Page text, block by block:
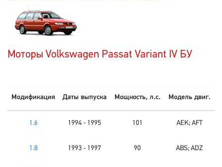
Моторы Volkswagen Passat Variant IV БУ
Модификация Даты выпуска Мощность, л.с. Модель двиг.
1.6 1994 - 1995 101 AEK; AFT
1.8 1993 - 1997 90 ABS; ADZ